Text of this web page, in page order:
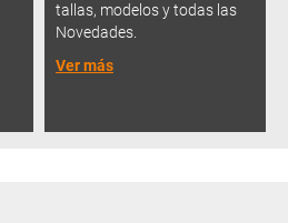
tallas, modelos y todas las
Novedades.
Ver más